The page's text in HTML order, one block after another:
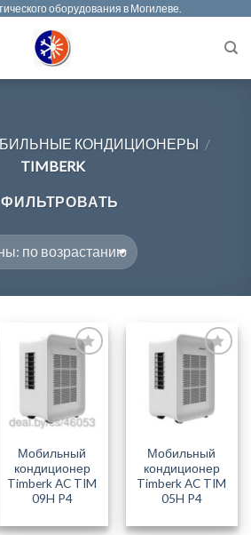
оборудования в Могилеве.
КОНДИЦИОНЕРЫ /
TIMBERK
ФИЛЬТРОВАТЬ
Добавить
в блокнот
Мобильный
кондиционер
Timberk AC TIM
09H P4
Добавить
в блокнот
Мобильный
кондиционер
Timberk AC TIM
05H P4